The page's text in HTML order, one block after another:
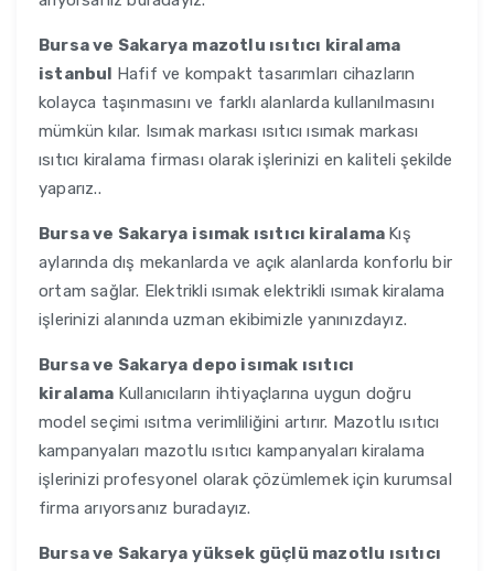
Bursa ve Sakarya mazotlu ısıtıcı kiralama
istanbul Hafif ve kompakt tasarımları cihazların
kolayca taşınmasını ve farklı alanlarda kullanılmasını
mümkün kılar. Isımak markası ısıtıcı ısımak markası
ısıtıcı kiralama firması olarak işlerinizi en kaliteli şekilde
yaparız..
Bursa ve Sakarya isımak ısıtıcı kiralama Kış
aylarında dış mekanlarda ve açık alanlarda konforlu bir
ortam sağlar. Elektrikli ısımak elektrikli ısımak kiralama
işlerinizi alanında uzman ekibimizle yanınızdayız.
Bursa ve Sakarya depo isımak ısıtıcı
kiralama Kullanıcıların ihtiyaçlarına uygun doğru
model seçimi ısıtma verimliliğini artırır. Mazotlu ısıtıcı
kampanyaları mazotlu ısıtıcı kampanyaları kiralama
işlerinizi profesyonel olarak çözümlemek için kurumsal
firma arıyorsanız buradayız.
Bursa ve Sakarya yüksek güçlü mazotlu ısıtıcı